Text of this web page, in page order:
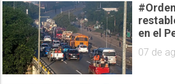
en el
07 de